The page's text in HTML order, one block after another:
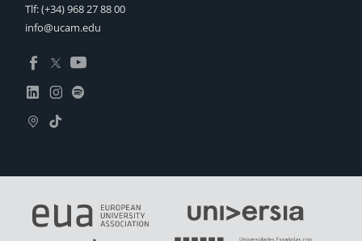
Tlf:(+34) 968 27 88 00
info@ucam.edu